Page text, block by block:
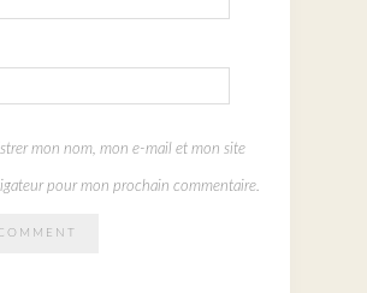
mon nom, mon e-mail et mon site
pour mon prochain commentaire.